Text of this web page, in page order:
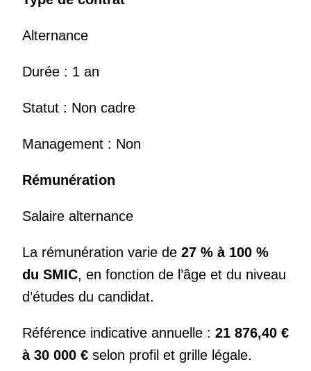
Alternance
Durée : 1 an
Statut : Non cadre
Management : Non
Rémunération
Salaire alternance
La rémunération varie de 27 % à 100 %
du SMIC, en fonction de l’âge et du niveau
d’études du candidat.
Référence indicative annuelle : 21 876,40 €
à 30 000 €selon profil et grille légale.